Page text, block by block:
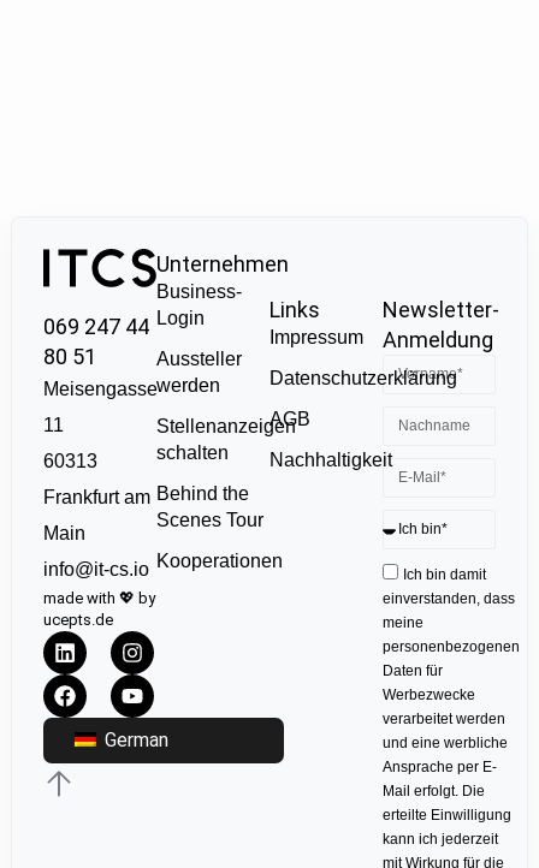
069 247 44
80 51
Meisengasse
11
60313
Frankfurt am
Main
info@it-cs.io
made with 💖 by
ucepts.de
German
Unternehmen
Business-
Login
Aussteller
werden
Stellenanzeigen
schalten
Behind the
Scenes Tour
Kooperationen
Links
Impressum
Datenschutzerklärung
AGB
Nachhaltigkeit
Newsletter-
Anmeldung
Ich bin damit
einverstanden, dass
meine
personenbezogenen
Daten für
Werbezwecke
verarbeitet werden
und eine werbliche
Ansprache per E-
Mail erfolgt. Die
erteilte Einwilligung
kann ich jederzeit
mit Wirkung für die